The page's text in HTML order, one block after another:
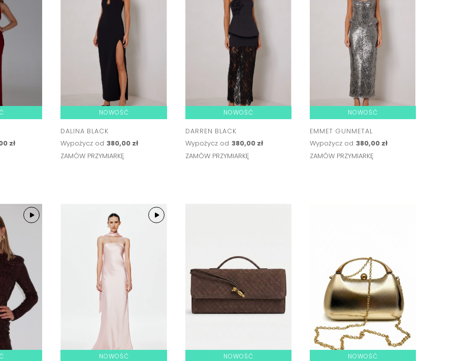
zł
NOWOŚĆ
DALINA BLACK
Wypożycz od 380,00 zł
ZAMÓW PRZYMIARKĘ
NOWOŚĆ
DARREN BLACK
Wypożycz od 380,00 zł
ZAMÓW PRZYMIARKĘ
NOWOŚĆ
EMMET GUNMETAL
Wypożycz od 380,00 zł
ZAMÓW PRZYMIARKĘ
NOWOŚĆ NOWOŚĆ NOWOŚĆ